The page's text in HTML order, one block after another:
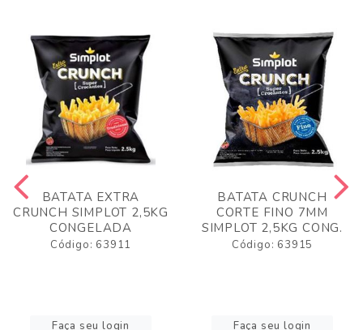
BATATA EXTRA
CRUNCH SIMPLOT 2,5KG
CONGELADA
Código: 63911
Faça seu login
BATATA CRUNCH
CORTE FINO 7MM
SIMPLOT 2,5KG CONG.
Código: 63915
Faça seu login